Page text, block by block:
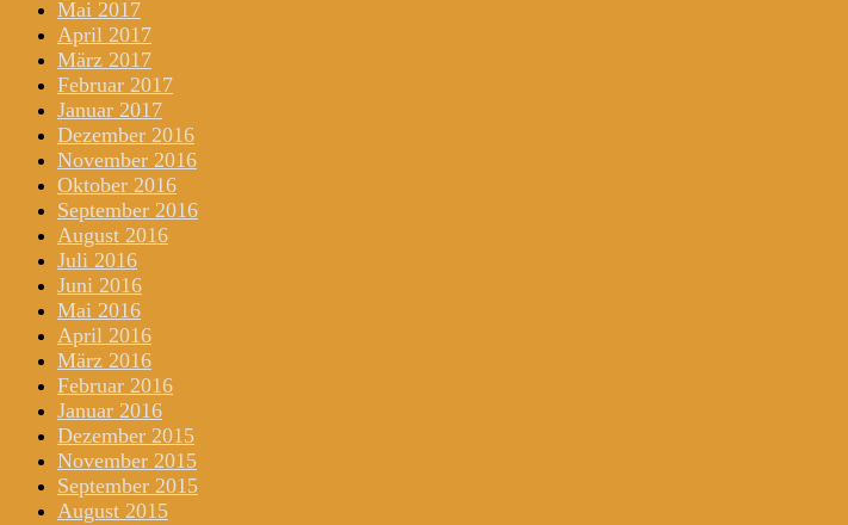
Mai 2017
April 2017
März 2017
Februar 2017
Januar 2017
Dezember 2016
November 2016
Oktober 2016
September 2016
August 2016
Juli 2016
Juni 2016
Mai 2016
April 2016
März 2016
Februar 2016
Januar 2016
Dezember 2015
November 2015
September 2015
August 2015